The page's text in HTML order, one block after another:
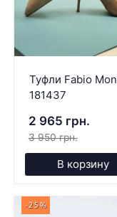
Туфли Fabio
181437
2 965 грн.
3 950 грн.
В корзину
-25%